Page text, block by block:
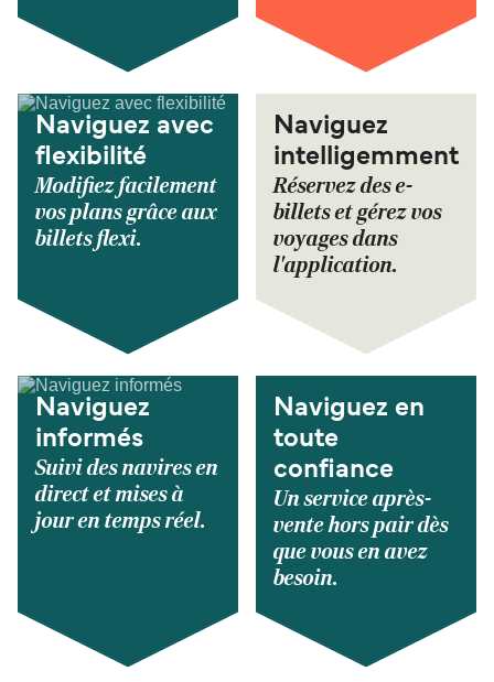
Naviguez avec
flexibilité
Modifiez facilement
vos plans grâce aux
billets flexi.
Naviguez
intelligemment
Réservez des e-
billets et gérez vos
voyages dans
l'application.
Naviguez
informés
Suivi des navires en
direct et mises à
jour en temps réel.
Naviguez en
toute
confiance
Un service après-
vente hors pair dès
que vous en avez
besoin.